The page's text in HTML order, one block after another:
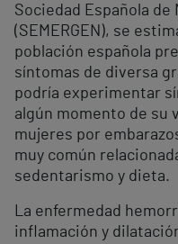
Sociedad Española
(SEMERGEN), se
población española
síntomas de diversa
podría experimentar
algún momento de su
mujeres por
muy común
sedentarismo y dieta.
La enfermedad
inflamación y